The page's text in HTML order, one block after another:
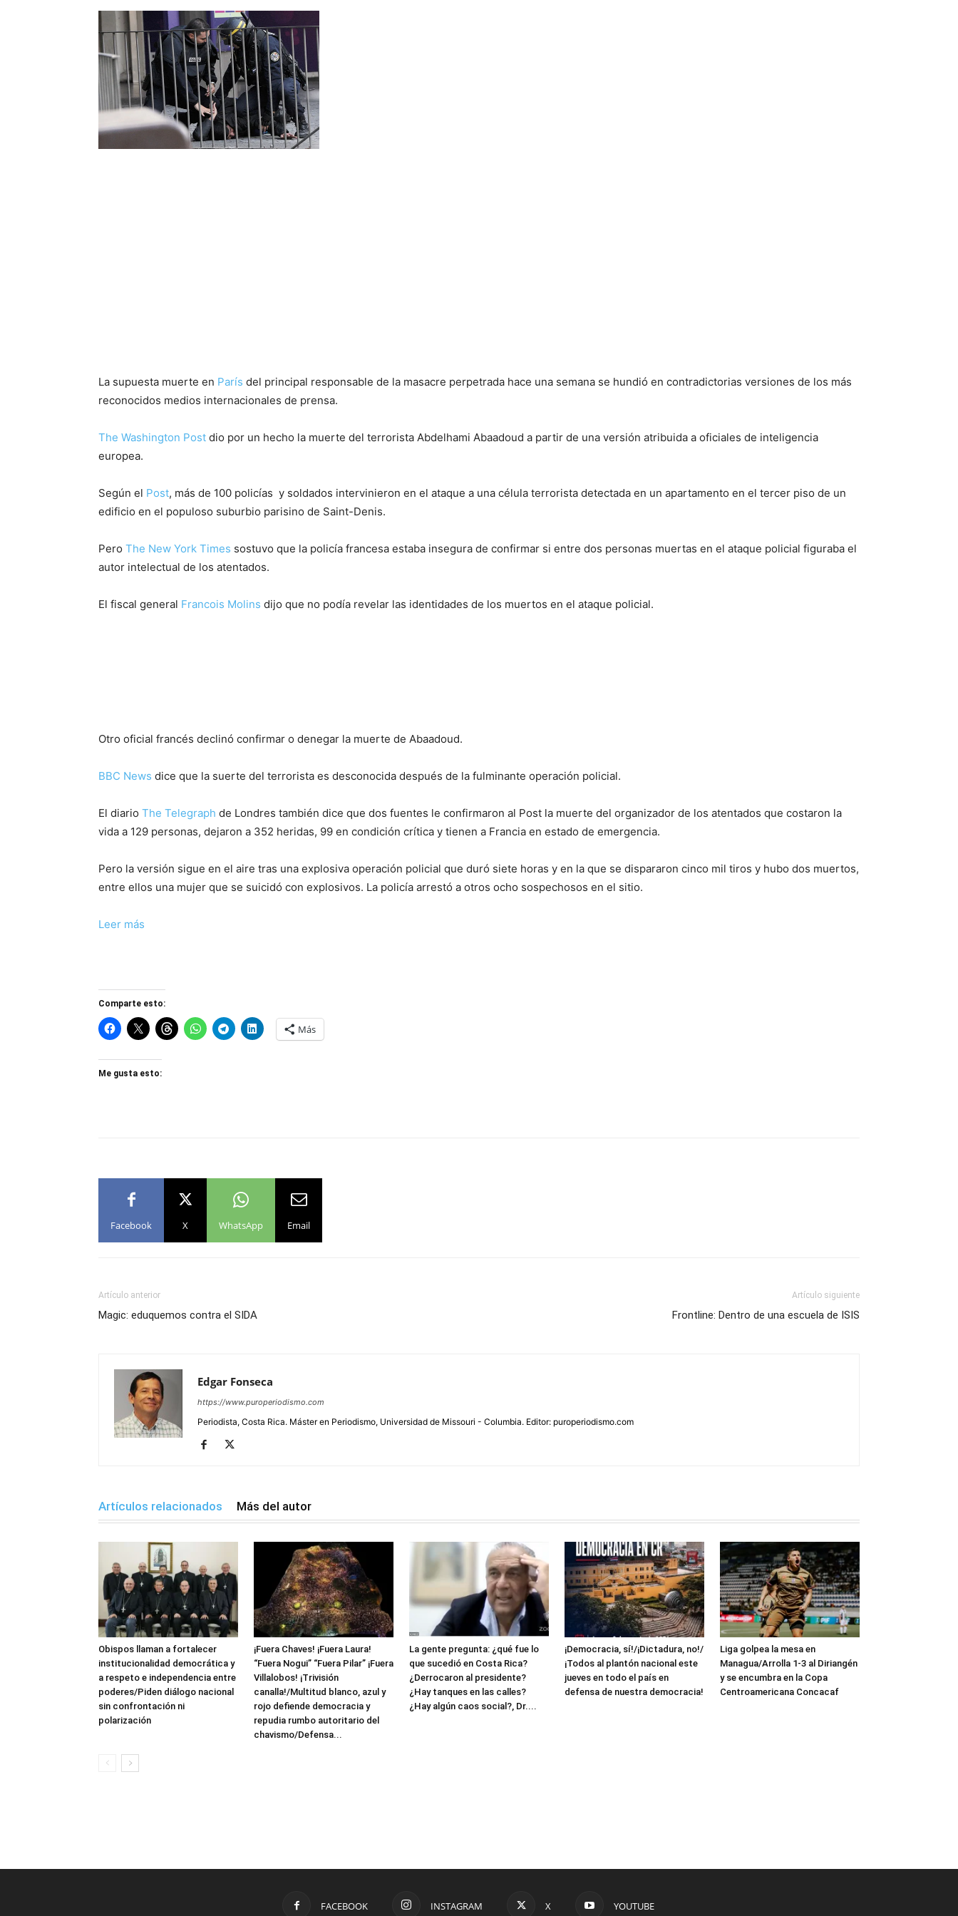
La supuesta muerte en París del principal responsable de la masacre perpetrada hace una semana se hundió en contradictorias versiones de los más
reconocidos medios internacionales de prensa.
The Washington Post dio por un hecho la muerte del terrorista Abdelhami Abaadoud a partir de una versión atribuida a oficiales de inteligencia
europea.
Según el Post, más de 100 policías y soldados intervinieron en el ataque a una célula terrorista detectada en un apartamento en el tercer piso de un
edificio en el populoso suburbio parisino de Saint-Denis.
Pero The New York Times sostuvo que la policía francesa estaba insegura de confirmar si entre dos personas muertas en el ataque policial figuraba el
autor intelectual de los atentados.
El fiscal general Francois Molins dijo que no podía revelar las identidades de los muertos en el ataque policial.
Otro oficial francés declinó confirmar o denegar la muerte de Abaadoud.
BBC News dice que la suerte del terrorista es desconocida después de la fulminante operación policial.
El diario The Telegraph de Londres también dice que dos fuentes le confirmaron al Post la muerte del organizador de los atentados que costaron la
vida a 129 personas, dejaron a 352 heridas, 99 en condición crítica y tienen a Francia en estado de emergencia.
Pero la versión sigue en el aire tras una explosiva operación policial que duró siete horas y en la que se dispararon cinco mil tiros y hubo dos muertos,
entre ellos una mujer que se suicidó con explosivos. La policía arrestó a otros ocho sospechosos en el sitio.
Leer más
Comparte esto:
Más
Me gusta esto:
Facebook X WhatsApp Email
Artículo anterior
Magic: eduquemos contra el SIDA
Artículo siguiente
Frontline: Dentro de una escuela de ISIS
Edgar Fonseca
https://www.puroperiodismo.com
Periodista, Costa Rica. Máster en Periodismo, Universidad de Missouri - Columbia. Editor: puroperiodismo.com
Artículos relacionados Más del autor
Obispos llaman a fortalecer
institucionalidad democrática y
a respeto e independencia entre
poderes/Piden diálogo nacional
sin confrontación ni
polarización
¡Fuera Chaves! ¡Fuera Laura!
“Fuera Nogui” “Fuera Pilar” ¡Fuera
Villalobos! ¡Trivisión
canalla!/Multitud blanco, azul y
rojo defiende democracia y
repudia rumbo autoritario del
chavismo/Defensa...
La gente pregunta: ¿qué fue lo
que sucedió en Costa Rica?
¿Derrocaron al presidente?
¿Hay tanques en las calles?
¿Hay algún caos social?, Dr....
¡Democracia, sí!/¡Dictadura, no!/
¡Todos al plantón nacional este
jueves en todo el país en
defensa de nuestra democracia!
Liga golpea la mesa en
Managua/Arrolla 1-3 al Diriangén
y se encumbra en la Copa
Centroamericana Concacaf
FACEBOOK INSTAGRAM X YOUTUBE